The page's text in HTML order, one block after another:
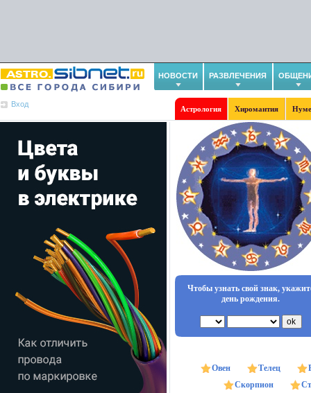
НОВОСТИ РАЗВЛЕЧЕНИЯ
Вход
Астрология Хиромантия
Чтобы узнать свой знак,
день рождения.
Овен Телец
Скорпион